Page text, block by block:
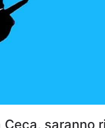
Ceca, saranno